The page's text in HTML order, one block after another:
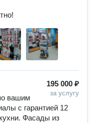
195 000 ₽
за услугу
вашим
с гарантией 12
Фасады из